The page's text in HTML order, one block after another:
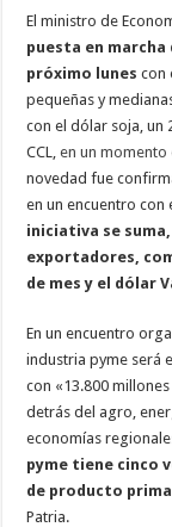
El ministro de
puesta en marcha
próximo lunescon
pequeñas y
con el dólar soja,
CCL,en un
novedad fue
en un encuentro
iniciativa se
exportadores,
de mes y el dólar
En un encuentro
industria pyme será
con «13.800
detrás del agro,
economías
pyme tiene cinco
de producto
Patria.